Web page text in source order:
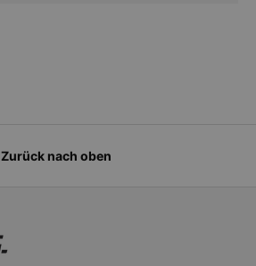
Zurück nach oben